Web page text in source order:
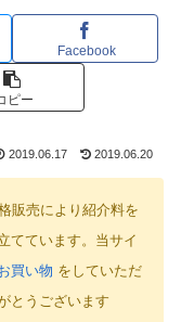
Facebook
ピー
2019.06.17 2019.06.20
販売により紹介料を
てています。当サイ
買い物 をしていただ
とうございます